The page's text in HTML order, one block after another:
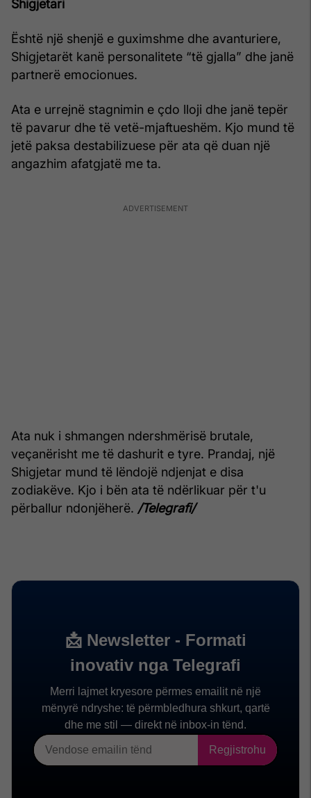
Shigjetari
Është një shenjë e guximshme dhe avanturiere,
Shigjetarët kanë personalitete “të gjalla” dhe janë
partnerë emocionues.
Ata e urrejnë stagnimin e çdo lloji dhe janë tepër
të pavarur dhe të vetë-mjaftueshëm. Kjo mund të
jetë paksa destabilizuese për ata që duan një
angazhim afatgjatë me ta.
Ata nuk i shmangen ndershmërisë brutale,
veçanërisht me të dashurit e tyre. Prandaj, një
Shigjetar mund të lëndojë ndjenjat e disa
zodiakëve. Kjo i bën ata të ndërlikuar për t'u
përballur ndonjëherë. /Telegrafi/